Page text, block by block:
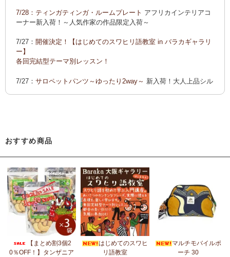
カンガ 会員様お買い得！
カンガ 人気柄が限定数再入荷！
限
定生産記念カンガ 会員セール中！
「ポイントカーニバル」開催中
◆お買い上げ商品へのご感想をお送り下さると、お買い物に使
えるポイントプレゼント！詳しくは、
7/28： ティンガティンガ・ルームプレート アフリカインテリアコ
ーナー新入荷！～人気作家の作品限定入荷～
7/27： 開催決定！【はじめてのスワヒリ語教室 in バラカギャラリ
ー】
各回完結型テーマ別レッスン！
7/27： サロペットパンツ～ゆったり2way～ 新入荷！大人上品シル
7/21：夏休み開催決定！【アフリカンワークショップ in バラカギ
ャラリー】
「ティンガティンガ・うちわ作り」 「ティンガティンガを描こ
う」
7/21：リバーシブルB4トートバッグ新入荷！
フリルマルチストール新入荷！ ～腰や首に巻いてアレンジ
無限大！
おすすめ商品
【まとめ割3個2
0％OFF！】タンザニア
はじめてのスワヒ
リ語教室
マルチモバイルポ
ーチ 30